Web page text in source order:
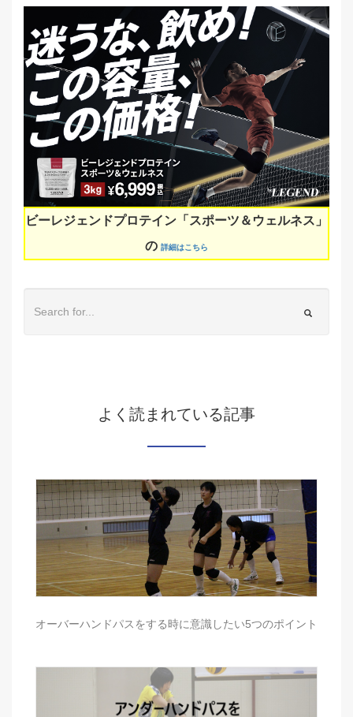
ビーレジェンドプロテイン「スポーツ＆ウェルネス」
の 詳細はこちら
よく読まれている記事
オーバーハンドパスをする時に意識したい5つのポイント